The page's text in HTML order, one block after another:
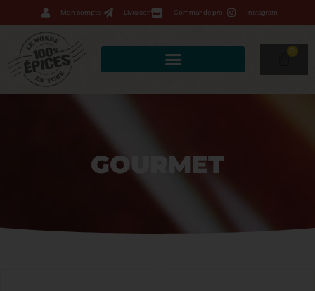
Mon compte Livraison Commande pro Instagram
0
GOURMET